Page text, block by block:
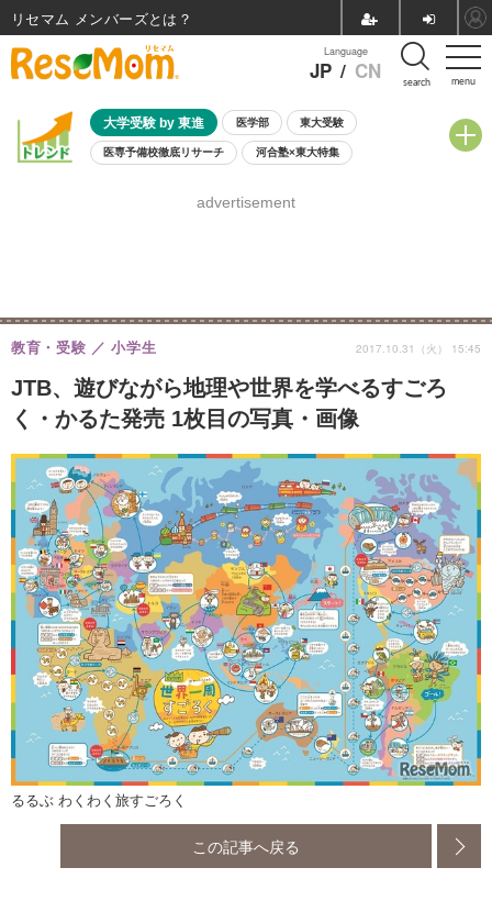
menu
Language
JP / CN search
大学受験 by 東進 医学部 東大受験
医専予備校徹底リサーチ 河合塾×東大特集
8月開催学校説明会・相談会
advertisement
JTB、遊びながら地理や世界を学べるすごろ
く・かるた発売 1枚目の写真・画像
教育・受験 小学生 2017.10.31（火） 15:45
るるぶ わくわく旅すごろく
この記事へ戻る
リセマム メンバーズ